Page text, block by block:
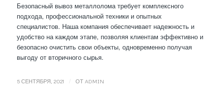
Безопасный вывоз металлолома требует комплексного
подхода, профессиональной техники и опытных
специалистов. Наша компания обеспечивает надежность и
удобство на каждом этапе, позволяя клиентам эффективно и
безопасно очистить свои объекты, одновременно получая
выгоду от вторичного сырья.
5 СЕНТЯБРЯ, 2021 ОТ ADMIN